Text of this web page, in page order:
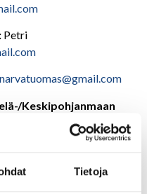
Tietoja
Petri
narvatuomas@gmail.com
Keskipohjanmaan
sekä koko Suomen